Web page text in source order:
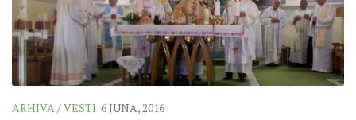
ARHIVA /VESTI 6 JUNA, 2016